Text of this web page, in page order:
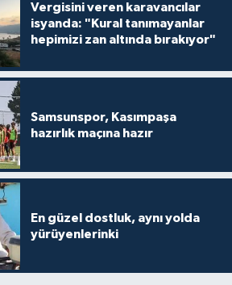
Vergisini veren karavancılar
isyanda: "Kural tanımayanlar
hepimizi zan altında bırakıyor"
Samsunspor, Kasımpaşa
hazırlık maçına hazır
En güzel dostluk, aynı yolda
yürüyenlerinki